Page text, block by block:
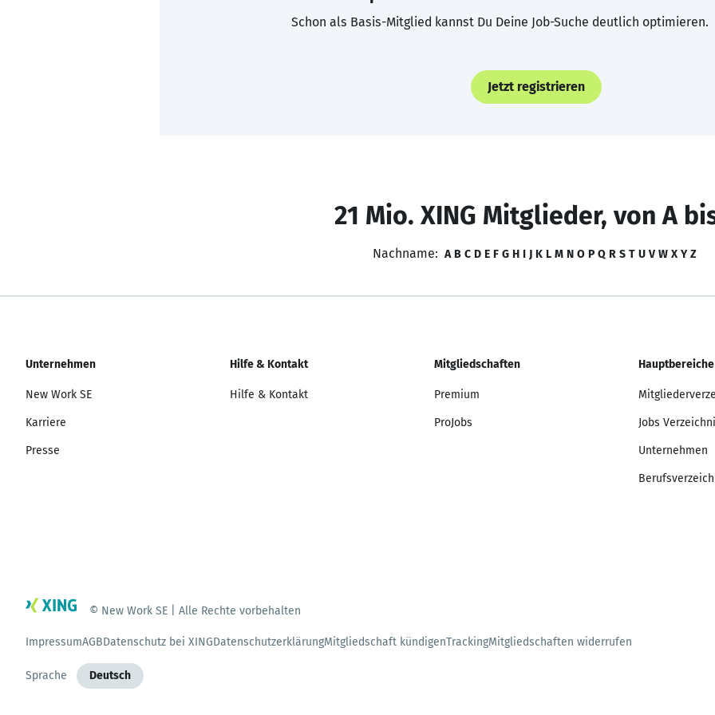
Schon als Basis-Mitglied kannst Du Deine Job-Suche deutlich optimieren.
Jetzt registrieren
21 Mio. XING Mitglieder, von A
Nachname: A B C D E F G H I J K L M N O P Q R S T U V W X Y Z
Unternehmen
New Work SE
Karriere
Presse
Hilfe & Kontakt
Hilfe & Kontakt
Mitgliedschaften
Premium
ProJobs
Hauptbereiche
Jobs
Unternehmen
© New Work SE | Alle Rechte vorbehalten
ImpressumAGBDatenschutz bei XINGDatenschutzerklärungMitgliedschaft kündigenTrackingMitgliedschaften widerrufen
Sprache Deutsch